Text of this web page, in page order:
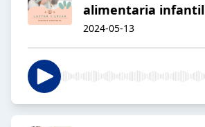
alimentaria infantil
2024-05-13